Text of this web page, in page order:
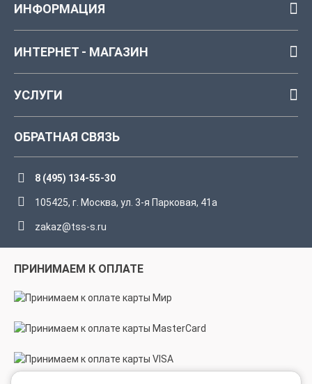
ИНФОРМАЦИЯ
ИНТЕРНЕТ - МАГАЗИН
УСЛУГИ
ОБРАТНАЯ СВЯЗЬ
8 (495) 134-55-30
105425, г. Москва, ул. 3-я Парковая, 41а
zakaz@tss-s.ru
ПРИНИМАЕМ К ОПЛАТЕ